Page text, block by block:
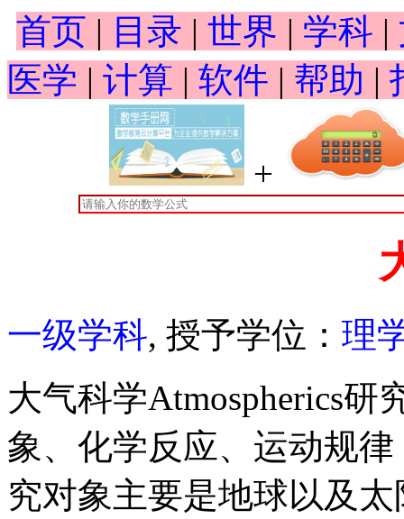
首页 | 目录 | 世界 | 学科 |
医学 | 计算 | 软件 | 帮助 |
+
一级学科, 授予学位： 理
大气科学Atmospherics
象、化学反应、运动规
究对象主要是地球以及